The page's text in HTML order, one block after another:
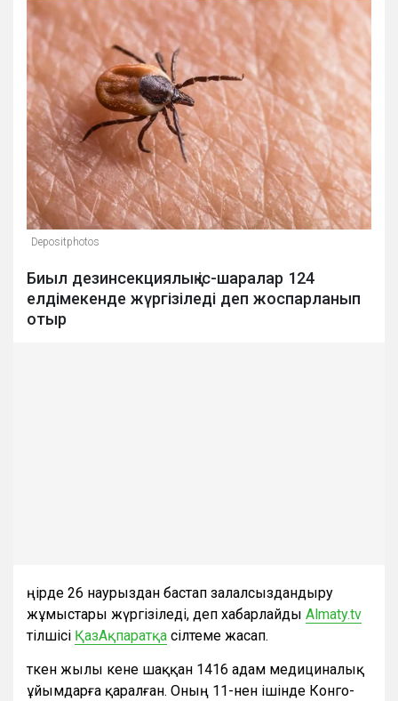
Depositphotos
Биыл дезинсекциялық іс-шаралар 124
елдімекенде жүргізіледі деп жоспарланып
отыр
Өңірде 26 наурыздан бастап залалсыздандыру
жұмыстары жүргізіледі, деп хабарлайды Almaty.tv
тілшісі ҚазАқпаратқа сілтеме жасап.
Өткен жылы кене шаққан 1416 адам медициналық
ұйымдарға қаралған. Оның 11-нен ішінде Конго-